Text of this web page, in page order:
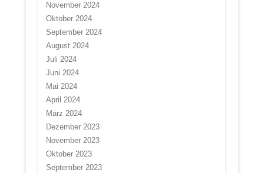
November 2024
Oktober 2024
September 2024
August 2024
Juli 2024
Juni 2024
Mai 2024
April 2024
März 2024
Dezember 2023
November 2023
Oktober 2023
September 2023